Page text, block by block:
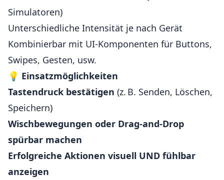
Simulatoren)
Unterschiedliche Intensität je nach Gerät
Kombinierbar mit UI-Komponenten für Buttons,
Swipes, Gesten, usw.
💡 Einsatzmöglichkeiten
Tastendruck bestätigen (z. B. Senden, Löschen,
Speichern)
Wischbewegungen oder Drag-and-Drop
spürbar machen
Erfolgreiche Aktionen visuell UND fühlbar
anzeigen